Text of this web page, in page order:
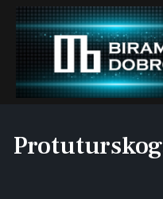
Skip
content